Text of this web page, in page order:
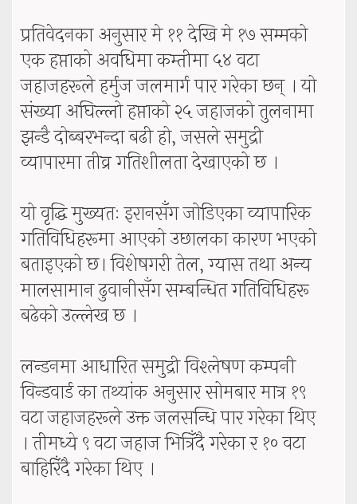
प्रतिवेदनका अनुसार मे ११ देखि मे १७ सम्मको
एक हप्ताको अवधिमा कम्तीमा ५४ वटा
जहाजहरूले हर्मुज जलमार्ग पार गरेका छन् । यो
संख्या अघिल्लो हप्ताको २५ जहाजको तुलनामा
झन्डै दोब्बरभन्दा बढी हो, जसले समुद्री
व्यापारमा तीव्र गतिशीलता देखाएको छ ।
यो वृद्धि मुख्यतः इरानसँग जोडिएका व्यापारिक
गतिविधिहरूमा आएको उछालका कारण भएको
बताइएको छ। विशेषगरी तेल, ग्यास तथा अन्य
मालसामान ढुवानीसँग सम्बन्धित गतिविधिहरू
बढेको उल्लेख छ ।
लन्डनमा आधारित समुद्री विश्लेषण कम्पनी
विन्डवार्ड का तथ्यांक अनुसार सोमबार मात्र १९
वटा जहाजहरूले उक्त जलसन्धि पार गरेका थिए
। तीमध्ये ९ वटा जहाज भित्रिँदै गरेका र १० वटा
बाहिरिँदै गरेका थिए ।